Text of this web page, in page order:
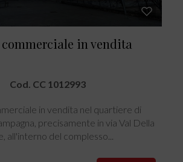
commerciale in vendita
Cod. CC 1012993
in vendita nel quartiere di
precisamente in via Val Della
all'interno del complesso...